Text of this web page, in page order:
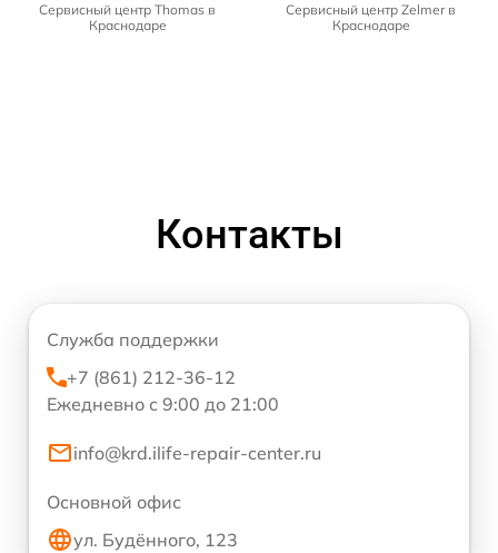
Сервисный центр Thomas в
Краснодаре
Сервисный центр Zelmer в
Краснодаре
Контакты
Служба поддержки
+7 (861) 212-36-12
Ежедневно с 9:00 до 21:00
info@krd.ilife-repair-center.ru
Основной офис
ул. Будённого, 123